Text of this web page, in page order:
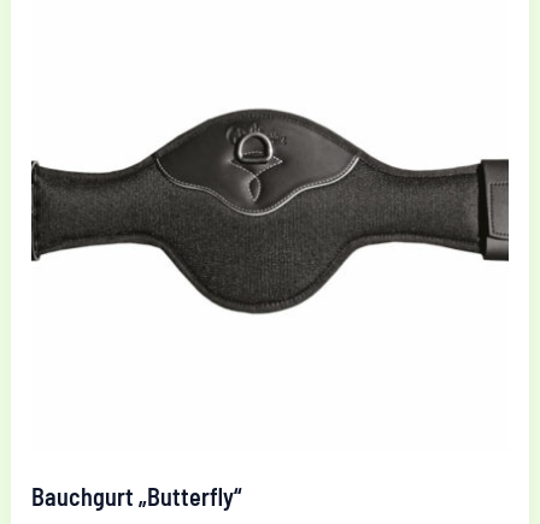
Bauchgurt „Butterfly“